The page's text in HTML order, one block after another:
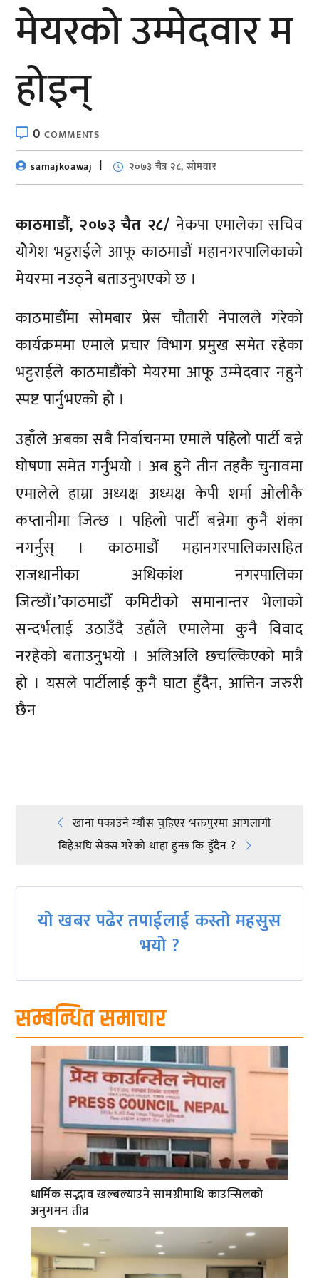
मेयरको उम्मेदवार म
होइन्
0COMMENTS
samajkoawaj
२०७३ चैत्र २८, सोमवार
काठमाडौं, २०७३ चैत २८/ नेकपा एमालेका सचिव
योेगेश भट्टराईले आफू काठमाडौं महानगरपालिकाको
मेयरमा नउठ्ने बताउनुभएको छ ।
काठमाडौँमा सोमबार प्रेस चौतारी नेपालले गरेको
कार्यक्रममा एमाले प्रचार विभाग प्रमुख समेत रहेका
भट्टराईले काठमाडौंको मेयरमा आफू उम्मेदवार नहुने
स्पष्ट पार्नुभएको हो ।
उहाँले अबका सबै निर्वाचनमा एमाले पहिलो पार्टी बन्ने
घोषणा समेत गर्नुभयो । अब हुने तीन तहकै चुनावमा
एमालेले हाम्रा अध्यक्ष अध्यक्ष केपी शर्मा ओलीकै
कप्तानीमा जित्छ । पहिलो पार्टी बन्नेमा कुनै शंका
नगर्नुस् । काठमाडौं महानगरपालिकासहित
राजधानीका अधिकांश नगरपालिका
जित्छौं।’काठमाडौँ कमिटीको समानान्तर भेलाको
सन्दर्भलाई उठाउँदै उहाँले एमालेमा कुनै विवाद
नरहेको बताउनुभयो । अलिअलि छचल्किएको मात्रै
हो । यसले पार्टीलाई कुनै घाटा हुँदैन, आत्तिन जरुरी
छैन
Post
navigation
खाना पकाउने ग्याँस चुहिएर भक्तपुरमा आगलागी
बिहेअघि सेक्स गरेको थाहा हुन्छ कि हुँदैन ?
यो खबर पढेर तपाईलाई कस्तो महसुस
भयो ?
सम्बन्धित समाचार
धार्मिक सद्भाव खल्बल्याउने सामग्रीमाथि काउन्सिलको
अनुगमन तीव्र